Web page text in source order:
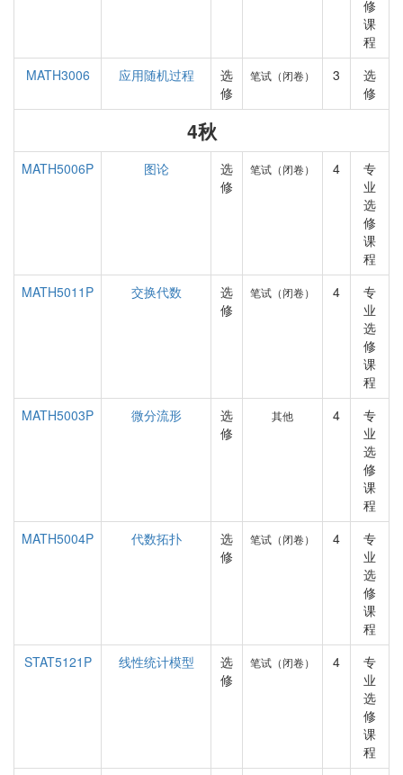
修
课
程
MATH3006
应用随机过程
选
修
笔试（闭卷） 3
选
修
4秋
MATH5006P 图论
选
修
笔试（闭卷） 4
专
业
选
修
课
程
MATH5011P
交换代数
选
修
笔试（闭卷） 4
专
业
选
修
课
程
MATH5003P
微分流形
选
修
其他 4
专
业
选
修
课
程
MATH5004P
代数拓扑
选
修
笔试（闭卷） 4
专
业
选
修
课
程
STAT5121P
线性统计模型
选
修
笔试（闭卷） 4
专
业
选
修
课
程